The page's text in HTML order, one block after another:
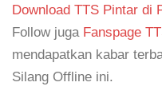
Download TTS Pintar di
Follow juga Fanspage
mendapatkan kabar
Silang Offline ini.